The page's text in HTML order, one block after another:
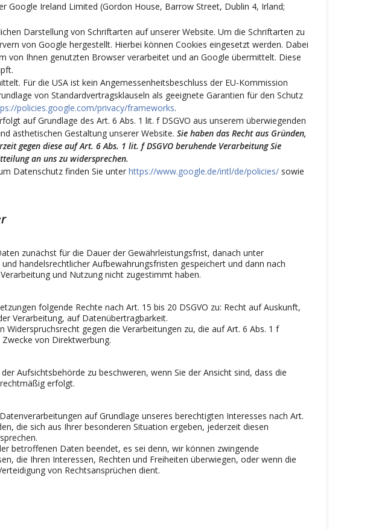
Google Ireland Limited (Gordon House, Barrow Street, Dublin 4, Irland;
Darstellung von Schriftarten auf unserer Website. Um die Schriftarten zu
von Google hergestellt. Hierbei können Cookies eingesetzt werden. Dabei
von Ihnen genutzten Browser verarbeitet und an Google übermittelt. Diese
Für die USA ist kein Angemessenheitsbeschluss der EU-Kommission
von Standardvertragsklauseln als geeignete Garantien für den Schutz
policies.google.com/privacy/frameworks.
auf Grundlage des Art. 6 Abs. 1 lit. f DSGVO aus unserem überwiegenden
ästhetischen Gestaltung unserer Website. Sie haben das Recht aus Gründen,
gegen diese auf Art. 6 Abs. 1 lit. f DSGVO beruhende Verarbeitung Sie
an uns zu widersprechen.
Datenschutz finden Sie unter https://www.google.de/intl/de/policies/sowie
zunächst für die Dauer der Gewährleistungsfrist, danach unter
handelsrechtlicher Aufbewahrungsfristen gespeichert und dann nach
und Nutzung nicht zugestimmt haben.
folgende Rechte nach Art. 15 bis 20 DSGVO zu: Recht auf Auskunft,
Verarbeitung, auf Datenübertragbarkeit.
Widerspruchsrecht gegen die Verarbeitungen zu, die auf Art. 6 Abs. 1 f
von Direktwerbung.
Aufsichtsbehörde zu beschweren, wenn Sie der Ansicht sind, dass die
erfolgt.
auf Grundlage unseres berechtigten Interesses nach Art.
die sich aus Ihrer besonderen Situation ergeben, jederzeit diesen
betroffenen Daten beendet, es sei denn, wir können zwingende
die Ihren Interessen, Rechten und Freiheiten überwiegen, oder wenn die
von Rechtsansprüchen dient.